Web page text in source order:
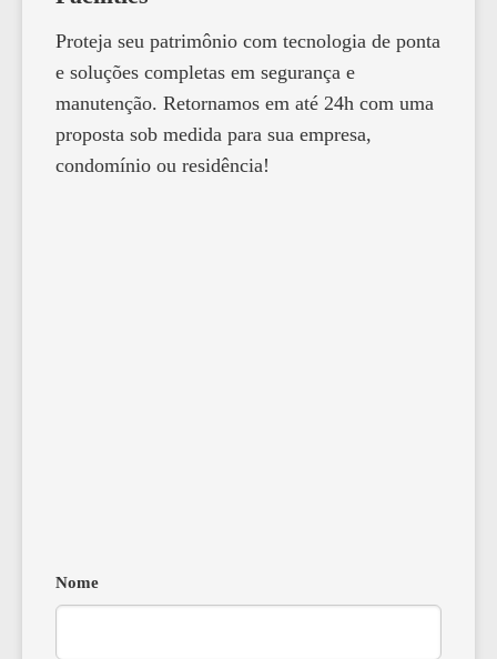
Proteja seu patrimônio com tecnologia de ponta
e soluções completas em segurança e
manutenção. Retornamos em até 24h com uma
proposta sob medida para sua empresa,
condomínio ou residência!
Nome